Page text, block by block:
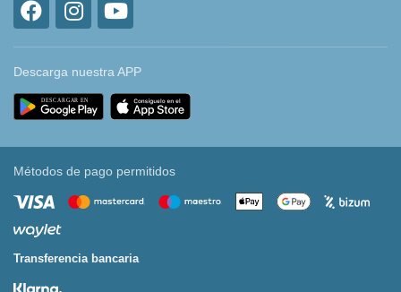
Descarga nuestra APP
Métodos de pago permitidos
Transferencia bancaria